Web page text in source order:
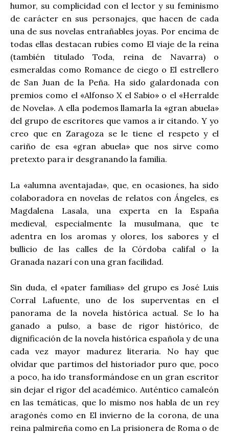
humor, su complicidad con el lector y su feminismo
de carácter en sus personajes, que hacen de cada
una de sus novelas entrañables joyas. Por encima de
todas ellas destacan rubíes como El viaje de la reina
(también titulado Toda, reina de Navarra) o
esmeraldas como Romance de ciego o El estrellero
de San Juan de la Peña. Ha sido galardonada con
premios como el «Alfonso X el Sabio» o el «Herralde
de Novela». A ella podemos llamarla la «gran abuela»
del grupo de escritores que vamos a ir citando. Y yo
creo que en Zaragoza se le tiene el respeto y el
cariño de esa «gran abuela» que nos sirve como
pretexto para ir desgranando la familia.
La «alumna aventajada», que, en ocasiones, ha sido
colaboradora en novelas de relatos con Ángeles, es
Magdalena Lasala, una experta en la España
medieval, especialmente la musulmana, que te
adentra en los aromas y olores, los sabores y el
bullicio de las calles de la Córdoba califal o la
Granada nazarí con una gran facilidad.
Sin duda, el «pater familias» del grupo es José Luis
Corral Lafuente, uno de los superventas en el
panorama de la novela histórica actual. Se lo ha
ganado a pulso, a base de rigor histórico, de
dignificación de la novela histórica española y de una
cada vez mayor madurez literaria. No hay que
olvidar que partimos del historiador puro que, poco
a poco, ha ido transformándose en un gran escritor
sin dejar el rigor del académico. Auténtico camaleón
en las temáticas, que lo mismo nos habla de un rey
aragonés como en El invierno de la corona, de una
reina palmireña como en La prisionera de Roma o de